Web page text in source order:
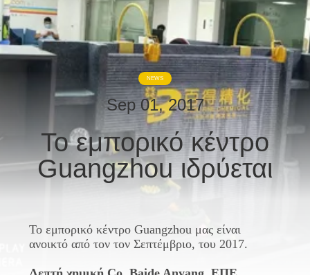
ΓΎΡΟΣ
ΕΡΓΟΣΤΑΣΊΩΝ
ΠΟΙΟΤΙΚΌΣ
ΈΛΕΓΧΟΣ
ΜΑΣ
ΕΛΆΤΕ
ΣΕ
NEWS
Sep 01, 2017
Το εμπορικό κέντρο
Guangzhou ιδρύεται
Το εμπορικό κέντρο Guangzhou μας είναι
ανοικτό από τον τον Σεπτέμβριο, του 2017.